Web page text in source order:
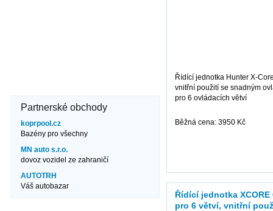
Řídící jednotka Hunter X-
vnitřní použití se snadným
pro 6 ovládacích větví
Běžná cena: 3950 Kč
Řídící jednotka XCORE
pro 6 větví, vnitřní
Partnerské obchody
koprpool.cz
Bazény pro všechny
MN auto s.r.o.
dovoz vozidel ze zahraničí
AUTOTRH
Váš autobazar